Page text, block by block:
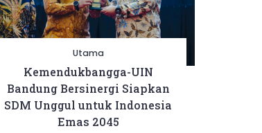
Utama
Kemendukbangga-UIN
Bandung Bersinergi Siapkan
SDM Unggul untuk Indonesia
Emas 2045